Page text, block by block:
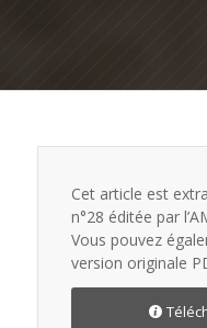
Cet article est
n°28 éditée par
Vous pouvez
version originale